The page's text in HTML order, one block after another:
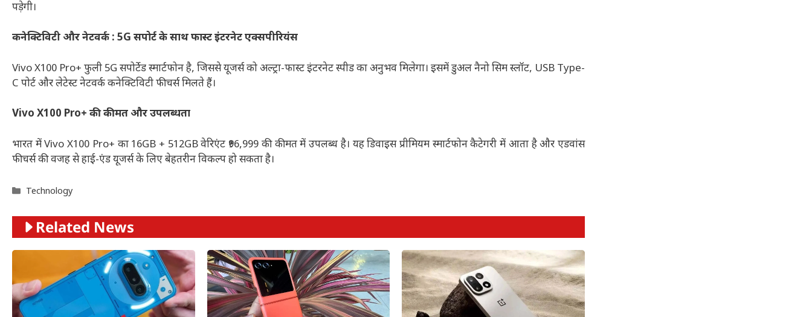
पड़ेगी।
कनेक्टिविटी और नेटवर्क : 5G सपोर्ट के साथ फास्ट इंटरनेट एक्सपीरियंस
Vivo X100 Pro+ फुली 5G सपोर्टेड स्मार्टफोन है, जिससे यूजर्स को अल्ट्रा-फास्ट इंटरनेट स्पीड का अनुभव मिलेगा। इसमें डुअल नैनो सिम स्लॉट, USB Type-
C पोर्ट और लेटेस्ट नेटवर्क कनेक्टिविटी फीचर्स मिलते हैं।
Vivo X100 Pro+ की कीमत और उपलब्धता
भारत में Vivo X100 Pro+ का 16GB + 512GB वेरिएंट ₹96,999 की कीमत में उपलब्ध है। यह डिवाइस प्रीमियम स्मार्टफोन कैटेगरी में आता है और एडवांस
फीचर्स की वजह से हाई-एंड यूजर्स के लिए बेहतरीन विकल्प हो सकता है।
Categories
Technology
Related News